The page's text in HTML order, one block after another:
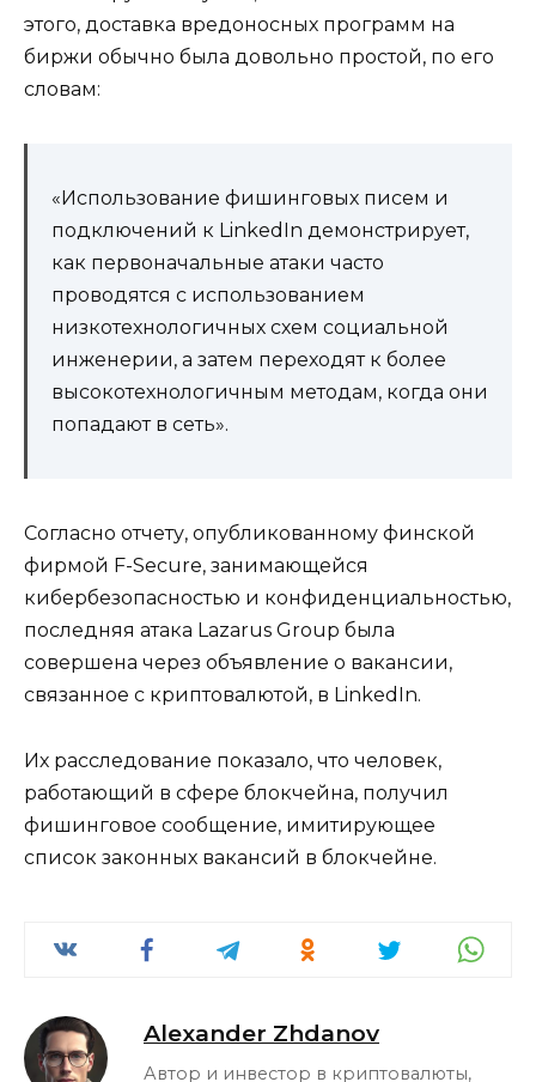
этого, доставка вредоносных программ на
биржи обычно была довольно простой, по его
словам:
«Использование фишинговых писем и
подключений к LinkedIn демонстрирует,
как первоначальные атаки часто
проводятся с использованием
низкотехнологичных схем социальной
инженерии, а затем переходят к более
высокотехнологичным методам, когда они
попадают в сеть».
Согласно отчету, опубликованному финской
фирмой F-Secure, занимающейся
кибербезопасностью и конфиденциальностью,
последняя атака Lazarus Group была
совершена через объявление о вакансии,
связанное с криптовалютой, в LinkedIn.
Их расследование показало, что человек,
работающий в сфере блокчейна, получил
фишинговое сообщение, имитирующее
список законных вакансий в блокчейне.
Alexander Zhdanov
Автор и инвестор в криптовалюты,